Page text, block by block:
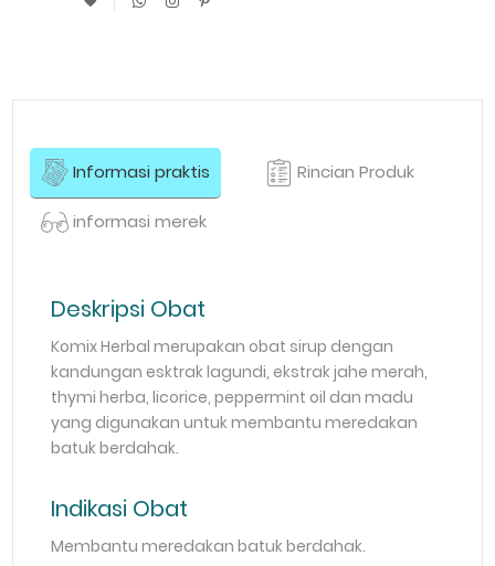
Informasi praktis Rincian Produk
informasi merek
Deskripsi Obat
Komix Herbal merupakan obat sirup dengan
kandungan esktrak lagundi, ekstrak jahe merah,
thymi herba, licorice, peppermint oil dan madu
yang digunakan untuk membantu meredakan
batuk berdahak.
Indikasi Obat
Membantu meredakan batuk berdahak.